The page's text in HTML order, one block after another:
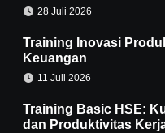
28 Juli 2026
Training Inovasi
Keuangan
11 Juli 2026
Training Basic HSE:
dan Produktivitas